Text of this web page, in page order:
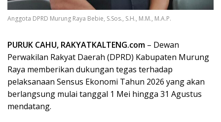
Anggota DPRD Murung Raya Bebie, S.Sos., S.H., M.M., M.A.P.
PURUK CAHU, RAKYATKALTENG.com – Dewan
Perwakilan Rakyat Daerah (DPRD) Kabupaten Murung
Raya memberikan dukungan tegas terhadap
pelaksanaan Sensus Ekonomi Tahun 2026 yang akan
berlangsung mulai tanggal 1 Mei hingga 31 Agustus
mendatang.